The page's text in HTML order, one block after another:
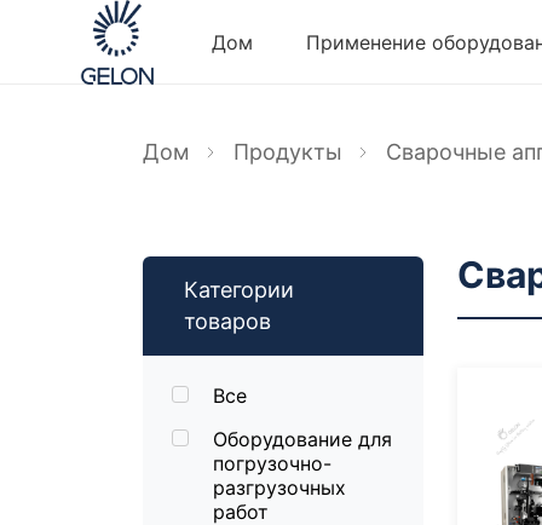
Дом Применение
Дом Продукты Сварочные
Категории
товаров
Все
Оборудование для
погрузочно-
разгрузочных
работ